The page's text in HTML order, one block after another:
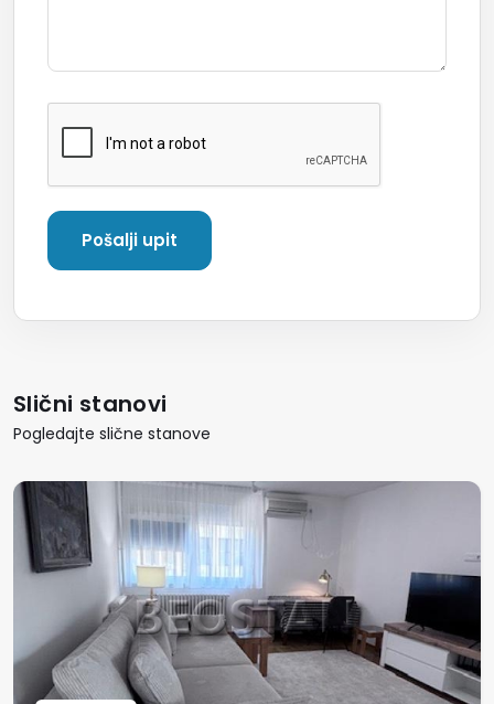
Slični stanovi
Pogledajte slične stanove